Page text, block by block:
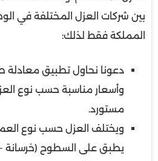
بين شركات العزل المختلفة في
المملكة فقط لذلك:
دعونا نحاول تطبيق معادلة
وأسعار مناسبة حسب نوع
مستورد.
ويختلف العزل حسب نوع
يطبق على السطوح (خرسانة